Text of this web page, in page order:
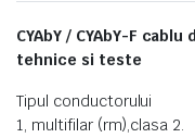
CYAbY / CYAbY-F
tehnice si teste
Tipul
1, multifilar (rm),clasa 2.